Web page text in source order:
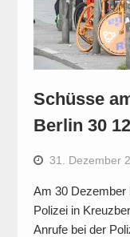
Schüsse
Berlin 30
31. Dezember
Am 30
Polizei in
Anrufe bei der